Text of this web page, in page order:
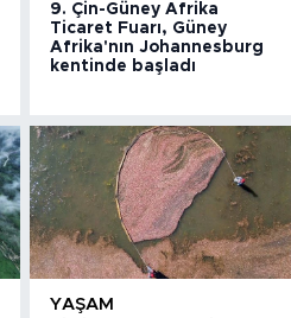
9. Çin-Güney Afrika
Ticaret Fuarı, Güney
Afrika'nın Johannesburg
kentinde başladı
YAŞAM